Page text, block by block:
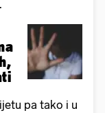
pa tako i u